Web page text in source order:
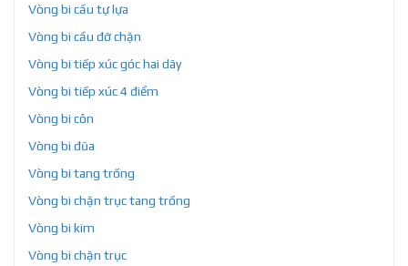
Vòng bi cầu tự lựa
Vòng bi cầu đỡ chặn
Vòng bi tiếp xúc góc hai dãy
Vòng bi tiếp xúc 4 điểm
Vòng bi côn
Vòng bi đũa
Vòng bi tang trống
Vòng bi chặn trục tang trống
Vòng bi kim
Vòng bi chặn trục